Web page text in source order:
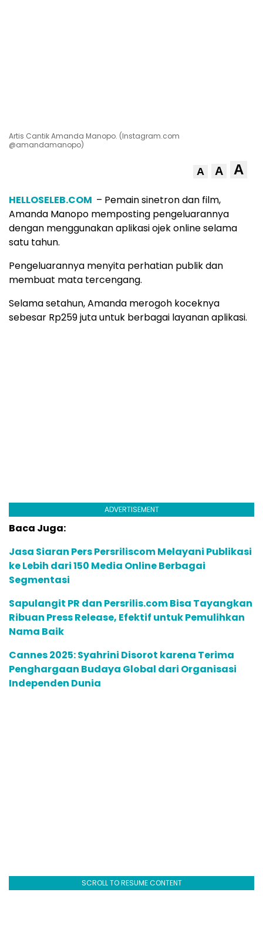
Artis Cantik Amanda Manopo. (Instagram.com
@amandamanopo)
A A A
HELLOSELEB.COM – Pemain sinetron dan film,
Amanda Manopo memposting pengeluarannya
dengan menggunakan aplikasi ojek online selama
satu tahun.
Pengeluarannya menyita perhatian publik dan
membuat mata tercengang.
Selama setahun, Amanda merogoh koceknya
sebesar Rp259 juta untuk berbagai layanan aplikasi.
ADVERTISEMENT
Baca Juga:
Jasa Siaran Pers Persriliscom Melayani Publikasi
ke Lebih dari 150 Media Online Berbagai
Segmentasi
Sapulangit PR dan Persrilis.com Bisa Tayangkan
Ribuan Press Release, Efektif untuk Pemulihkan
Nama Baik
Cannes 2025: Syahrini Disorot karena Terima
Penghargaan Budaya Global dari Organisasi
Independen Dunia
SCROLL TO RESUME CONTENT